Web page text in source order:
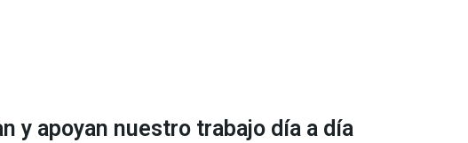
y apoyan nuestro trabajo día a día